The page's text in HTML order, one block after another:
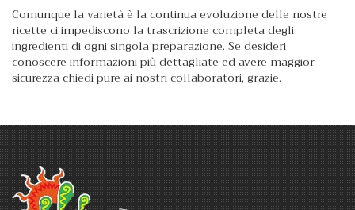
Comunque la varietà è la continua evoluzione delle nostre
ricette ci impediscono la trascrizione completa degli
ingredienti di ogni singola preparazione. Se desideri
conoscere informazioni più dettagliate ed avere maggior
sicurezza chiedi pure ai nostri collaboratori, grazie.